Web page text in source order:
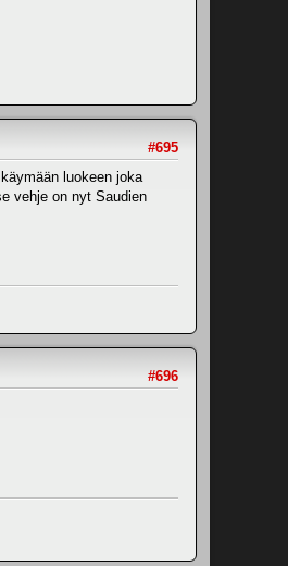
#695
luokeen joka
vehje on nyt Saudien
#696